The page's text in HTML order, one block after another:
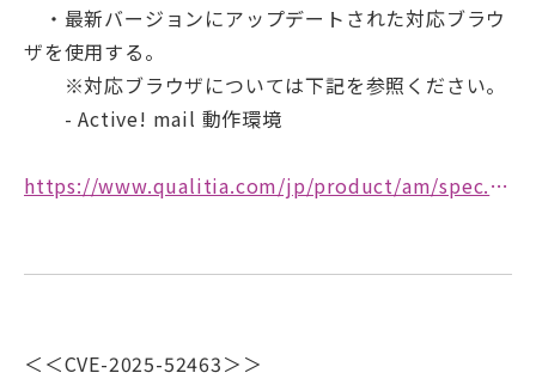
・最新バージョンにアップデートされた対応ブラウ
ザを使用する。
※対応ブラウザについては下記を参照ください。
- Active! mail 動作環境
https://www.qualitia.com/jp/product/am/spec.html
＜＜CVE-2025-52463＞＞